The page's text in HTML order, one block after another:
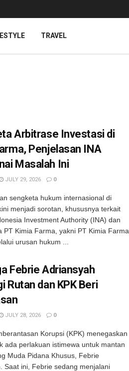
TRAVEL
Arbitrase Investasi di
Penjelasan INA
Masalah Ini
JULY 29, 2026 0
sengketa hukum internasional di
menjadi sorotan, khususnya terkait
Investment Authority (INA) dan
PT Kimia Farma, yakni PT Kimia Farma
urusan hukum ...
Febrie Adriansyah
Rutan dan KPK Beri
JULY 28, 2026 0
Korupsi (KPK) menegaskan
ada perlakuan istimewa untuk mantan
Muda Pidana Khusus, Febrie
Saat ini, Febrie sedang menjalani